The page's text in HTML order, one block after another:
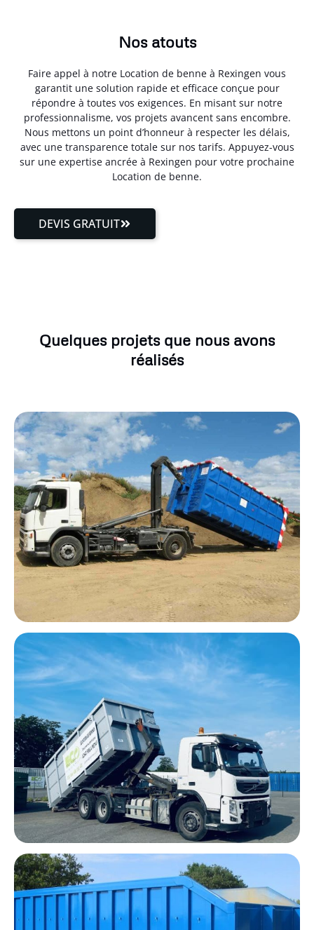
Nos atouts
Faire appel à notre Location de benne à Rexingen vous
garantit une solution rapide et efficace conçue pour
répondre à toutes vos exigences. En misant sur notre
professionnalisme, vos projets avancent sans encombre.
Nous mettons un point d’honneur à respecter les délais,
avec une transparence totale sur nos tarifs. Appuyez-vous
sur une expertise ancrée à Rexingen pour votre prochaine
Location de benne.
DEVIS GRATUIT
Quelques projets que nous avons
réalisés